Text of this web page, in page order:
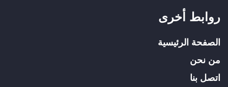
روابط أخرى
الصفحة الرئيسية
من نحن
اتصل بنا